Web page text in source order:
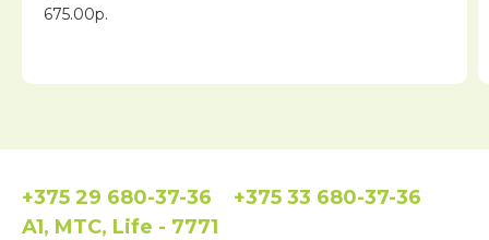
675.00р.
+375 29 680-37-36
+375 33 680-37-36
A1, MTC, Life - 7771